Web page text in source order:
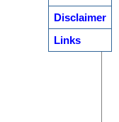
Disclaimer
Links